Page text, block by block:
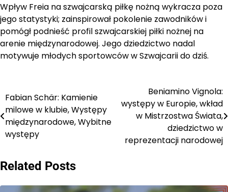
Wpływ Freia na szwajcarską piłkę nożną wykracza poza
jego statystyki; zainspirował pokolenie zawodników i
pomógł podnieść profil szwajcarskiej piłki nożnej na
arenie międzynarodowej. Jego dziedzictwo nadal
motywuje młodych sportowców w Szwajcarii do dziś.
Post
navigation
Fabian Schär: Kamienie
milowe w klubie, Występy
międzynarodowe, Wybitne
występy
Beniamino Vignola:
występy w Europie, wkład
w Mistrzostwa Świata,
dziedzictwo w
reprezentacji narodowej
Related Posts